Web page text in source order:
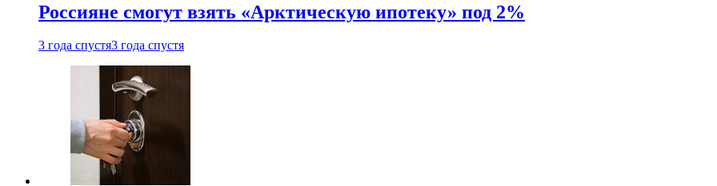
Россияне смогут взять «Арктическую ипотеку» под 2%
3 года спустя3 года спустя